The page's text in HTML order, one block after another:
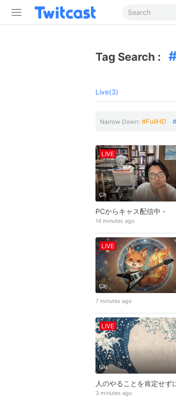
Tag Search :
Live(3)
Narrow Down: FullHD
LIVE
1
PCからキャス配信中 -
14 minutes ago
LIVE
0
7 minutes ago
LIVE
4
3 minutes ago